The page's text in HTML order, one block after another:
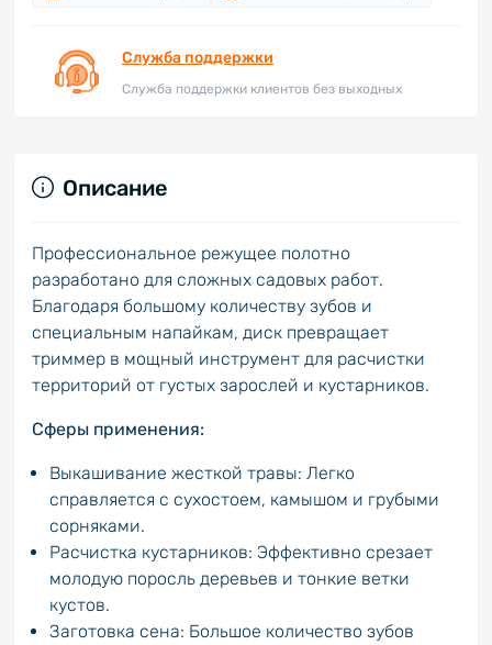
Служба поддержки
Служба поддержки клиентов без выходных
Описание
Профессиональное режущее полотно
разработано для сложных садовых работ.
Благодаря большому количеству зубов и
специальным напайкам, диск превращает
триммер в мощный инструмент для расчистки
территорий от густых зарослей и кустарников.
Сферы применения:
Выкашивание жесткой травы: Легко
справляется с сухостоем, камышом и грубыми
сорняками.
Расчистка кустарников: Эффективно срезает
молодую поросль деревьев и тонкие ветки
кустов.
Заготовка сена: Большое количество зубов